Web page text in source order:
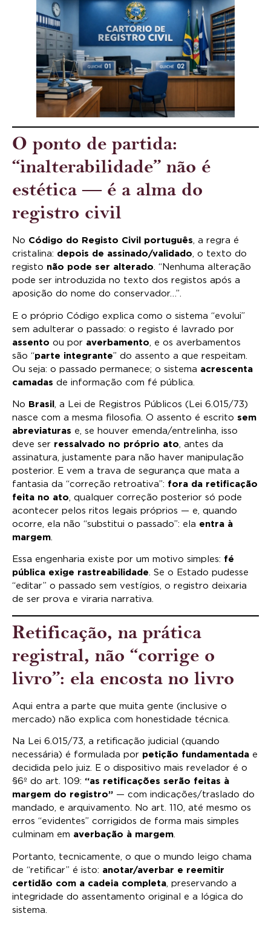
O ponto de partida:
“inalterabilidade” não é
estética — é a alma do
registro civil
No Código do Registo Civil português, a regra é
cristalina: depois de assinado/validado, o texto do
registo não pode ser alterado. “Nenhuma alteração
pode ser introduzida no texto dos registos após a
aposição do nome do conservador…”.
E o próprio Código explica como o sistema “evolui”
sem adulterar o passado: o registo é lavrado por
assento ou por averbamento , e os averbamentos
são “parte integrante” do assento a que respeitam.
Ou seja: o passado permanece; o sistema acrescenta
camadas de informação com fé pública.
No Brasil , a Lei de Registros Públicos (Lei 6.015/73)
nasce com a mesma filosofia. O assento é escrito sem
abreviaturas e, se houver emenda/entrelinha, isso
deve ser ressalvado no próprio ato, antes da
assinatura, justamente para não haver manipulação
posterior. E vem a trava de segurança que mata a
fantasia da “correção retroativa”: fora da retificação
feita no ato, qualquer correção posterior só pode
acontecer pelos ritos legais próprios — e, quando
ocorre, ela não “substitui o passado”: ela entra à
margem.
Essa engenharia existe por um motivo simples: fé
pública exige rastreabilidade. Se o Estado pudesse
“editar” o passado sem vestígios, o registro deixaria
de ser prova e viraria narrativa.
Retificação, na prática
registral, não “corrige o
livro”: ela encosta no livro
Aqui entra a parte que muita gente (inclusive o
mercado) não explica com honestidade técnica.
Na Lei 6.015/73, a retificação judicial (quando
necessária) é formulada por petição fundamentada e
decidida pelo juiz. E o dispositivo mais revelador é o
§6º do art. 109: “as retificações serão feitas à
margem do registro” — com indicações/traslado do
mandado, e arquivamento. No art. 110, até mesmo os
erros “evidentes” corrigidos de forma mais simples
culminam em averbação à margem.
Portanto, tecnicamente, o que o mundo leigo chama
de “retificar” é isto: anotar/averbar e reemitir
certidão com a cadeia completa , preservando a
integridade do assentamento original e a lógica do
sistema.